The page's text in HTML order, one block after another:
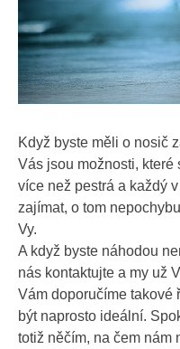
Když byste měli o nosič
Vás jsou možnosti,
více než pestrá a každý
zajímat, o tom
Vy.
A když byste náhodou
nás kontaktujte a my už
Vám doporučíme takové
být naprosto ideální.
totiž něčím, na čem nám